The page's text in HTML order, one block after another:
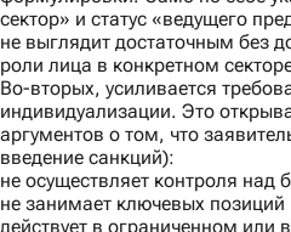
сектор» и статус «ведущего
не выглядит достаточным без
роли лица в конкретном
Во-вторых, усиливается
индивидуализации. Это
аргументов о том, что
введение санкций):
не осуществляет контроля над
не занимает ключевых позиций
действует в ограниченном или